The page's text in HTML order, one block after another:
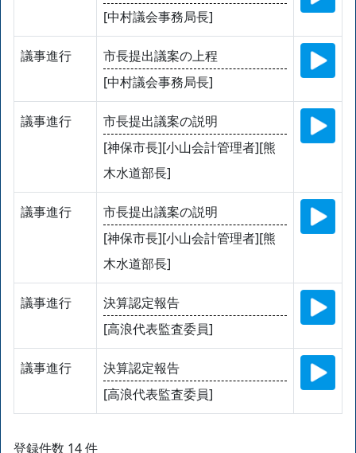
[中村議会事務局長]
議事進行
市長提出議案の上程
[中村議会事務局長]
議事進行
市長提出議案の説明
[神保市長][小山会計管理者][熊
木水道部長]
議事進行
市長提出議案の説明
[神保市長][小山会計管理者][熊
木水道部長]
議事進行
決算認定報告
[高浪代表監査委員]
議事進行
決算認定報告
[高浪代表監査委員]
登録件数 14 件